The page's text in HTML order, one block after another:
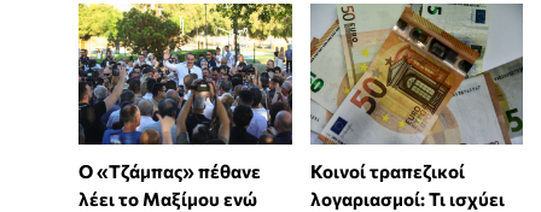
Ο «Τζάμπας» πέθανε
λέει το Μαξίμου ενώ
Κοινοί τραπεζικοί
λογαριασμοί: Τι ισχύει